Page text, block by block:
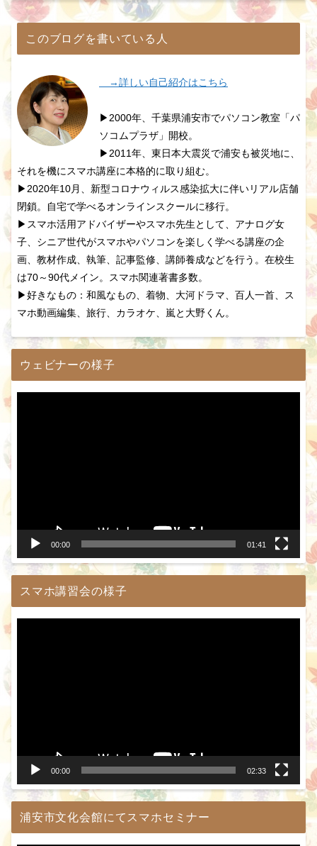
このブログを書いている人
→詳しい自己紹介はこちら
▶2000年、千葉県浦安市でパソコン教室「パ
ソコムプラザ」開校。
▶2011年、東日本大震災で浦安も被災地に、
それを機にスマホ講座に本格的に取り組む。
▶2020年10月、新型コロナウィルス感染拡大に伴いリアル店舗
閉鎖。自宅で学べるオンラインスクールに移行。
▶スマホ活用アドバイザーやスマホ先生として、アナログ女
子、シニア世代がスマホやパソコンを楽しく学べる講座の企
画、教材作成、執筆、記事監修、講師養成などを行う。在校生
は70～90代メイン。スマホ関連著書多数。
▶好きなもの：和風なもの、着物、大河ドラマ、百人一首、ス
マホ動画編集、旅行、カラオケ、嵐と大野くん。
ウェビナーの様子
00:00 01:41
スマホ講習会の様子
00:00 02:33
浦安市文化会館にてスマホセミナー